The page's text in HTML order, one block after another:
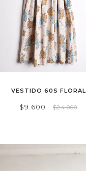
VESTIDO 60S FLORAL
$9.600 $24.000